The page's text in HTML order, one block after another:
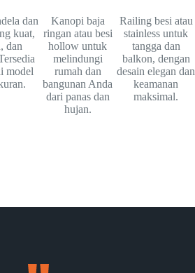
dan
kuat,
dan
model
Kanopi baja
ringan atau besi
hollow untuk
melindungi
rumah dan
bangunan Anda
dari panas dan
hujan.
Railing besi atau
stainless untuk
tangga dan
balkon, dengan
desain elegan dan
keamanan
maksimal.